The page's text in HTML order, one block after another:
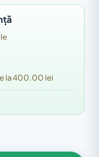
la 400.00 lei